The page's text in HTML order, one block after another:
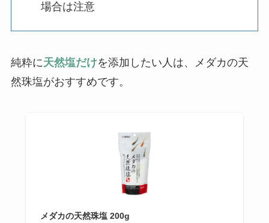
場合は注意
純粋に天然塩だけを添加したい人は、メダカの天
然珠塩がおすすめです。
メダカの天然珠塩 200g